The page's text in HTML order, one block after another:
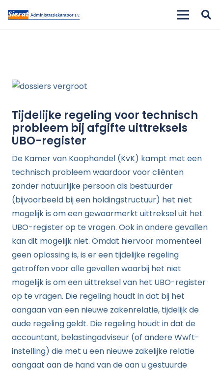
Tijdelijke regeling voor technisch
probleem bij afgifte uittreksels
UBO-register
De Kamer van Koophandel (KvK) kampt met een
technisch probleem waardoor voor cliënten
zonder natuurlijke persoon als bestuurder
(bijvoorbeeld bij een holdingstructuur) het niet
mogelijk is om een gewaarmerkt uittreksel uit het
UBO-register op te vragen. Ook in andere gevallen
kan dit mogelijk niet. Omdat hiervoor momenteel
geen oplossing is, is er een tijdelijke regeling
getroffen voor alle gevallen waarbij het niet
mogelijk is om een uittreksel van het UBO-register
op te vragen. Die regeling houdt in dat bij het
aangaan van een nieuwe zakenrelatie, tijdelijk de
oude regeling geldt. Die regeling houdt in dat de
accountant, belastingadviseur (of andere Wwft-
instelling) die met u een nieuwe zakelijke relatie
aangaat aan de hand van de aan u gestuurde